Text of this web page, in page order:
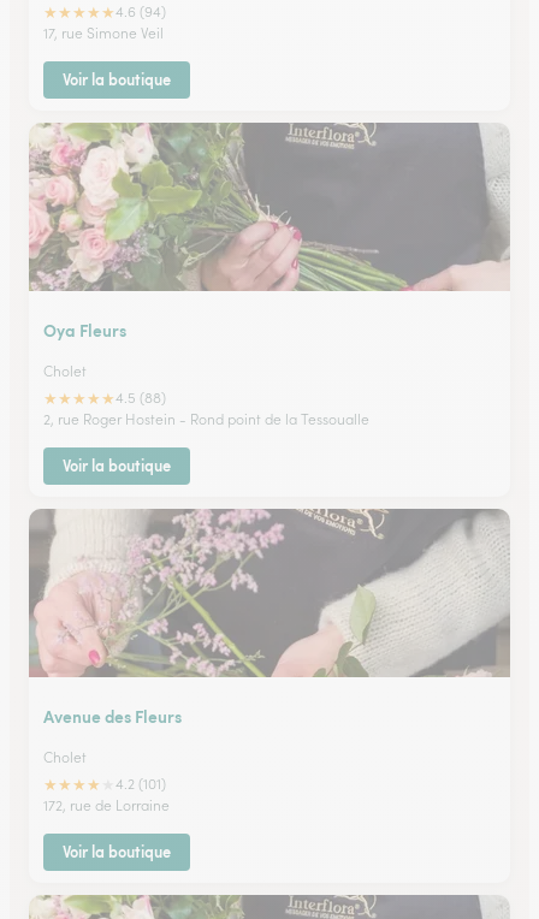
★★★★★4.6 (94)
17, rue Simone Veil
Voir la boutique
Oya Fleurs
Cholet
★★★★★4.5 (88)
2, rue Roger Hostein - Rond point de la Tessoualle
Voir la boutique
Avenue des Fleurs
Cholet
★★★★
4.2 (101)
172, rue de Lorraine
Voir la boutique